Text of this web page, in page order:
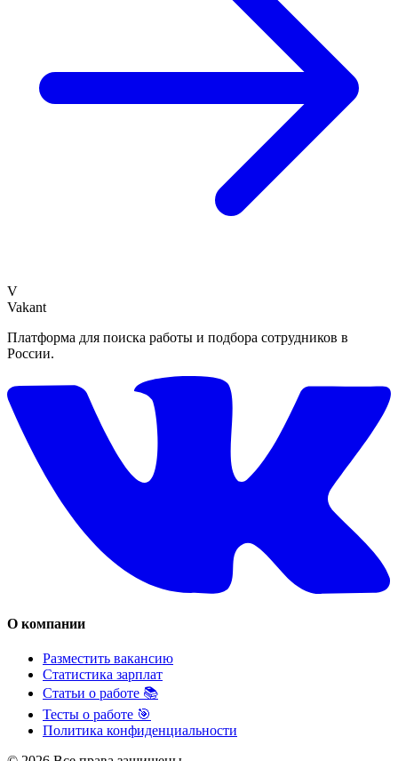
V
Vakant
Платформа для поиска работы и подбора сотрудников в
России.
О компании
Разместить вакансию
Статистика зарплат
Статьи о работе 📚
Тесты о работе 🎯
Политика конфиденциальности